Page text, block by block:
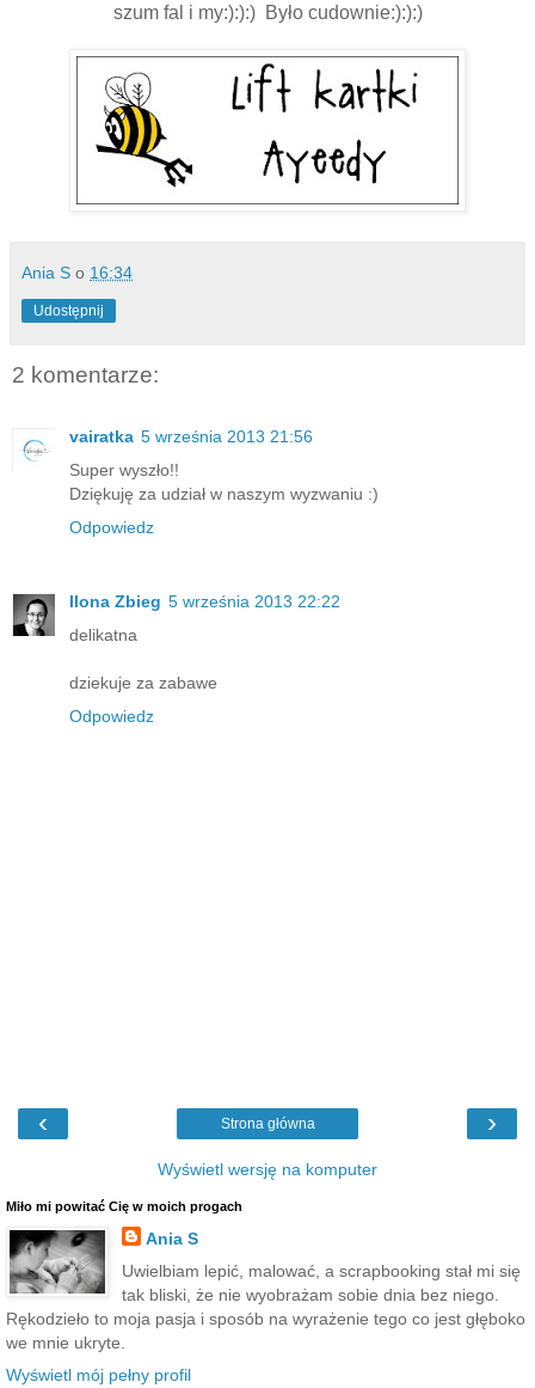
szum fal i my:):):) Było cudownie:):):)
Ania S o 16:34
Udostępnij
2 komentarze:
vairatka 5 września 2013 21:56
Super wyszło!!
Dziękuję za udział w naszym wyzwaniu :)
Odpowiedz
Ilona Zbieg 5 września 2013 22:22
delikatna
dziekuje za zabawe
Odpowiedz
‹ ›
Strona główna
Wyświetl wersję na komputer
Miło mi powitać Cię w moich progach
Ania S
Uwielbiam lepić, malować, a scrapbooking stał mi się
tak bliski, że nie wyobrażam sobie dnia bez niego.
Rękodzieło to moja pasja i sposób na wyrażenie tego co jest głęboko
we mnie ukryte.
Wyświetl mój pełny profil